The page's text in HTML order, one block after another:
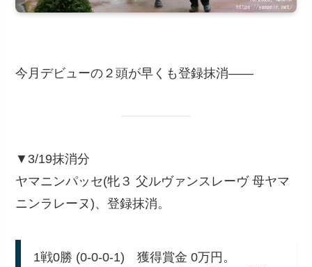
今月デビューの２頭が早くも登録抹消――
▼3/19抹消分
ヤマニンパッセ(牝３ 父ルヴァンスレーヴ 母ヤマ
ニンラレーヌ)、登録抹消。
1戦0勝 (0-0-0-1) 獲得賞金 0万円。